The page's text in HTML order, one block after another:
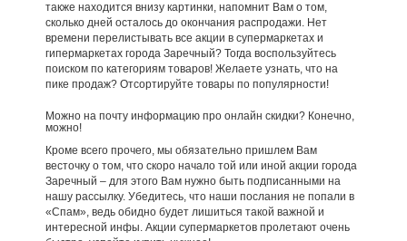
также находится внизу картинки, напомнит Вам о том,
сколько дней осталось до окончания распродажи. Нет
времени перелистывать все акции в супермаркетах и
гипермаркетах города Заречный? Тогда воспользуйтесь
поиском по категориям товаров! Желаете узнать, что на
пике продаж? Отсортируйте товары по популярности!
Можно на почту информацию про онлайн скидки? Конечно,
можно!
Кроме всего прочего, мы обязательно пришлем Вам
весточку о том, что скоро начало той или иной акции города
Заречный – для этого Вам нужно быть подписанными на
нашу рассылку. Убедитесь, что наши послания не попали в
«Спам», ведь обидно будет лишиться такой важной и
интересной инфы. Акции супермаркетов пролетают очень